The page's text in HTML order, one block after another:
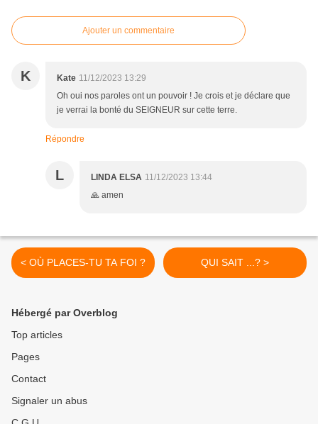
Ajouter un commentaire
K Kate 11/12/2023 13:29
Oh oui nos paroles ont un pouvoir ! Je crois et je déclare que
je verrai la bonté du SEIGNEUR sur cette terre.
Répondre
L LINDA ELSA 11/12/2023 13:44
🙏 amen
< OÙ PLACES-TU TA FOI ? QUI SAIT ...? >
Hébergé par Overblog
Top articles
Pages
Contact
Signaler un abus